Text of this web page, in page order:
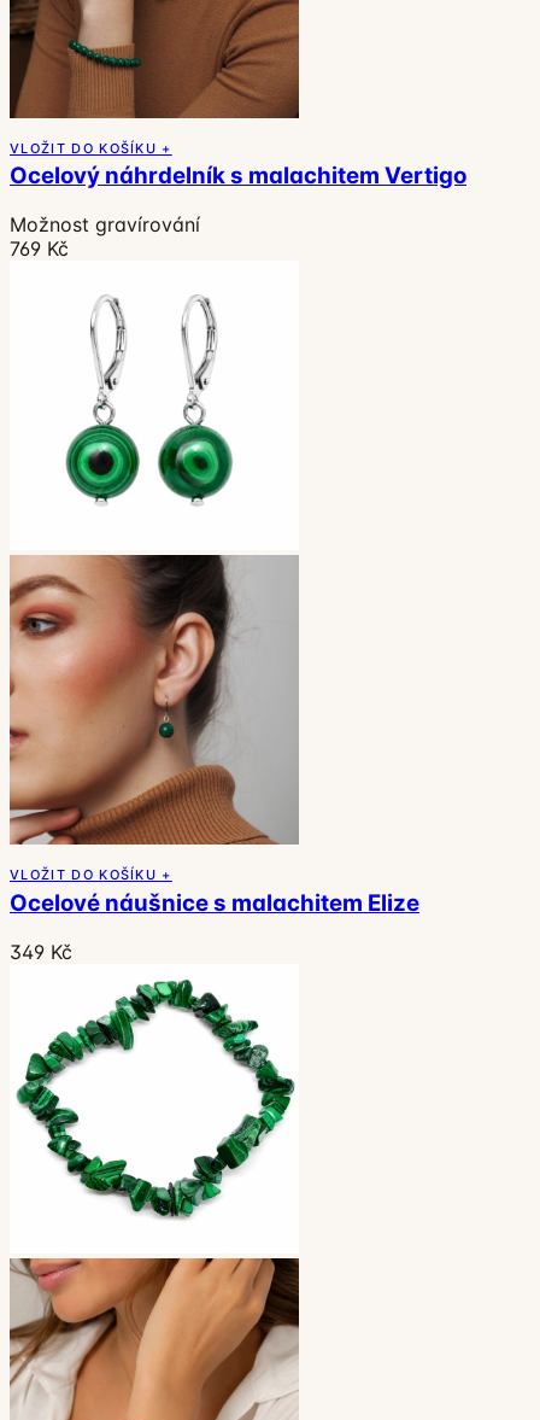
VLOŽIT DO KOŠÍKU +
Ocelový náhrdelník s malachitem Vertigo
Možnost gravírování
769 Kč
VLOŽIT DO KOŠÍKU +
Ocelové náušnice s malachitem Elize
349 Kč